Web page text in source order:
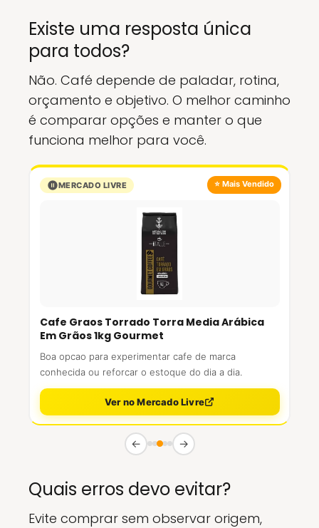
Existe uma resposta única
para todos?
Não. Café depende de paladar, rotina,
orçamento e objetivo. O melhor caminho
é comparar opções e manter o que
funciona melhor para você.
⭐ Mais Vendido
MERCADO LIVRE
Cafe Graos Torrado Torra Media Arábica
Em Grãos 1kg Gourmet
Boa opcao para experimentar cafe de marca
conhecida ou reforcar o estoque do dia a dia.
Ver no Mercado Livre
← →
Quais erros devo evitar?
Evite comprar sem observar origem,